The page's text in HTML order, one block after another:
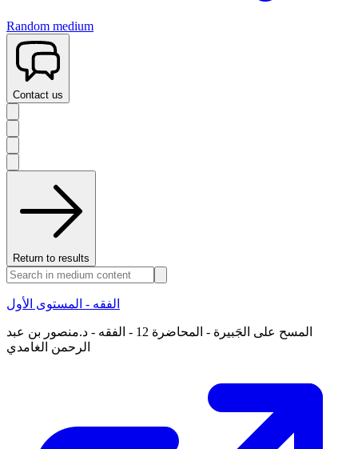
Random medium
Contact us
Return to results
الفقه - المستوى الأول
المسح على الجَبيرة - المحاضرة 12 - الفقه - د.منصور بن عبد
الرحمن الغامدي